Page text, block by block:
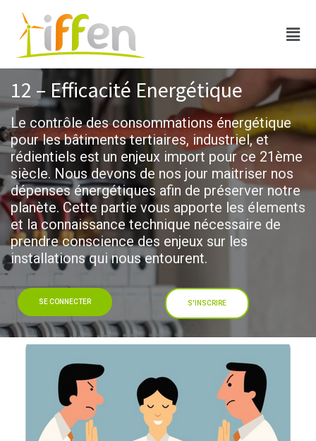
12 – Efficacité Energétique
Le contrôle des consommations énergétique
pour les bâtiments tertiaires, industriel, et
rédientiels est un enjeux import pour ce 21ème
siècle. Nous devons de nos jour maitriser nos
dépenses énergétiques afin de préserver notre
planète. Cette partie vous apporte les élements
et la connaissance technique nécessaire de
prendre conscience des enjeux sur les
installations qui nous entourent.
SE CONNECTER S'INSCRIRE